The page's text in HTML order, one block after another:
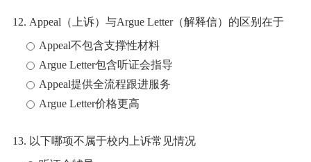
12. Appeal（上诉）与Argue Letter（解释信）的区别在于
Appeal不包含支撑性材料
Argue Letter包含听证会指导
Appeal提供全流程跟进服务
Argue Letter价格更高
13. 以下哪项不属于校内上诉常见情况